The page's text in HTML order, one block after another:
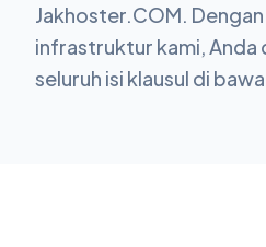
Jakhoster.COM.
infrastruktur kami, Anda
seluruh isi klausul di